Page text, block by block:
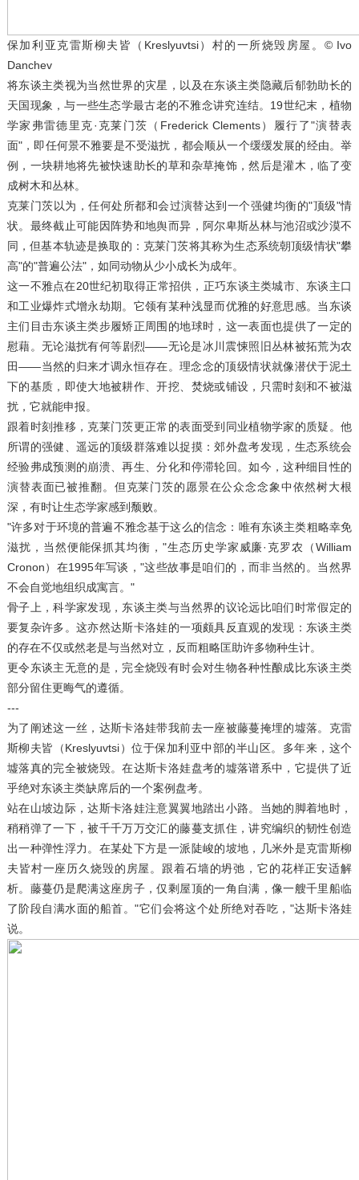
保加利亚克雷斯柳夫皆（Kreslyuvtsi）村的一所烧毁房屋。© Ivo
Danchev
将东谈主类视为当然世界的灾星，以及在东谈主类隐藏后郁勃助长的
天国现象，与一些生态学最古老的不雅念讲究连结。19世纪末，植物
学家弗雷德里克·克莱门茨（Frederick Clements）履行了"演替表
面"，即任何景不雅要是不受滋扰，都会顺从一个缓缓发展的经由。举
例，一块耕地将先被快速助长的草和杂草掩饰，然后是灌木，临了变
成树木和丛林。
克莱门茨以为，任何处所都和会过演替达到一个强健均衡的"顶级"情
状。最终截止可能因阵势和地舆而异，阿尔卑斯丛林与池沼或沙漠不
同，但基本轨迹是换取的：克莱门茨将其称为生态系统朝顶级情状"攀
高"的"普遍公法"，如同动物从少小成长为成年。
这一不雅点在20世纪初取得正常招供，正巧东谈主类城市、东谈主口
和工业爆炸式增永劫期。它领有某种浅显而优雅的好意思感。当东谈
主们目击东谈主类步履矫正周围的地球时，这一表面也提供了一定的
慰藉。无论滋扰有何等剧烈——无论是冰川震悚照旧丛林被拓荒为农
田——当然的归来才调永恒存在。理念念的顶级情状就像潜伏于泥土
下的基质，即使大地被耕作、开挖、焚烧或铺设，只需时刻和不被滋
扰，它就能申报。
跟着时刻推移，克莱门茨更正常的表面受到同业植物学家的质疑。他
所谓的强健、遥远的顶级群落难以捉摸：郊外盘考发现，生态系统会
经验弗成预测的崩溃、再生、分化和停滞轮回。如今，这种细目性的
演替表面已被推翻。但克莱门茨的愿景在公众念念象中依然树大根
深，有时让生态学家感到颓败。
"许多对于环境的普遍不雅念基于这么的信念：唯有东谈主类粗略幸免
滋扰，当然便能保抓其均衡，"生态历史学家威廉·克罗农（William
Cronon）在1995年写谈，"这些故事是咱们的，而非当然的。当然界
不会自觉地组织成寓言。"
骨子上，科学家发现，东谈主类与当然界的议论远比咱们时常假定的
要复杂许多。这亦然达斯卡洛娃的一项颇具反直观的发现：东谈主类
的存在不仅或然老是与当然对立，反而粗略匡助许多物种生计。
更令东谈主无意的是，完全烧毁有时会对生物各种性酿成比东谈主类
部分留住更晦气的遵循。
---
为了阐述这一丝，达斯卡洛娃带我前去一座被藤蔓掩埋的墟落。克雷
斯柳夫皆（Kreslyuvtsi）位于保加利亚中部的半山区。多年来，这个
墟落真的完全被烧毁。在达斯卡洛娃盘考的墟落谱系中，它提供了近
乎绝对东谈主类缺席后的一个案例盘考。
站在山坡边际，达斯卡洛娃注意翼翼地踏出小路。当她的脚着地时，
稍稍弹了一下，被千千万万交汇的藤蔓支抓住，讲究编织的韧性创造
出一种弹性浮力。在某处下方是一派陡峻的坡地，几米外是克雷斯柳
夫皆村一座历久烧毁的房屋。跟着石墙的坍弛，它的花样正安适解
析。藤蔓仍是爬满这座房子，仅剩屋顶的一角自满，像一艘千里船临
了阶段自满水面的船首。"它们会将这个处所绝对吞吃，"达斯卡洛娃
说。